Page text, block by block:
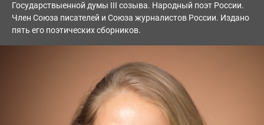
Государствыенной думы III созыва. Народный поэт России.
Член Союза писателей и Союза журналистов России. Издано
пять его поэтических сборников.